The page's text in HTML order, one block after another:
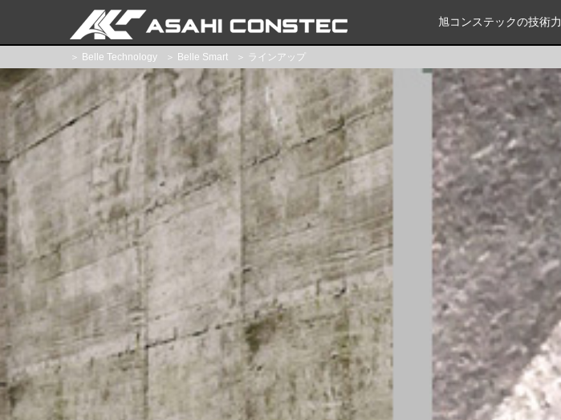
旭コンステックの技術力
＞ Belle Technology ＞ Belle Smart ＞ ラインアップ